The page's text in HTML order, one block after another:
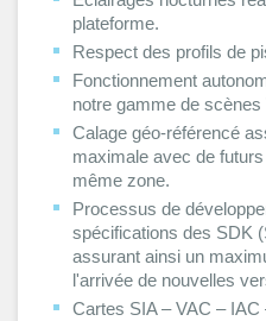
plateforme.
Respect des profils de
Fonctionnement
notre gamme de
Calage géo-référencé
maximale avec de
même zone.
Processus de
spécifications des SDK
assurant ainsi un
l'arrivée de nouvelles
Cartes SIA – VAC –